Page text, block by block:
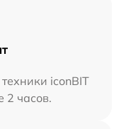
iconBIT
2 часов.